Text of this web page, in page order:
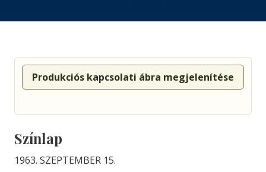
Produkciós kapcsolati ábra megjelenítése
Színlap
1963. SZEPTEMBER 15.